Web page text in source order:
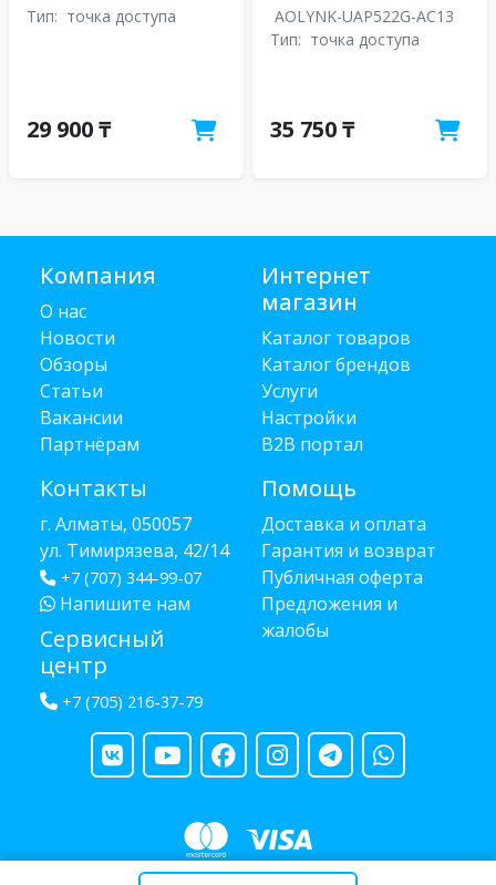
Тип: точка доступа
29 900 ₸
AOLYNK-UAP522G-AC13
Тип: точка доступа
35 750 ₸
Компания
О нас
Новости
Обзоры
Статьи
Вакансии
Партнёрам
Контакты
г. Алматы, 050057
ул. Тимирязева, 42/14
+7 (707) 344-99-07
Напишите нам
Сервисный
центр
+7 (705) 216-37-79
Интернет
магазин
Каталог товаров
Каталог брендов
Услуги
Настройки
B2B портал
Помощь
Доставка и оплата
Гарантия и возврат
Публичная оферта
Предложения и
жалобы